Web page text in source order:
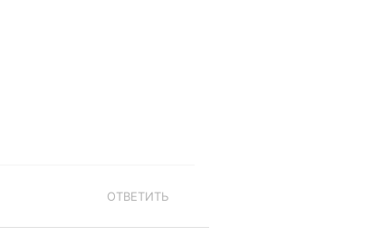
ОТВЕТИТЬ